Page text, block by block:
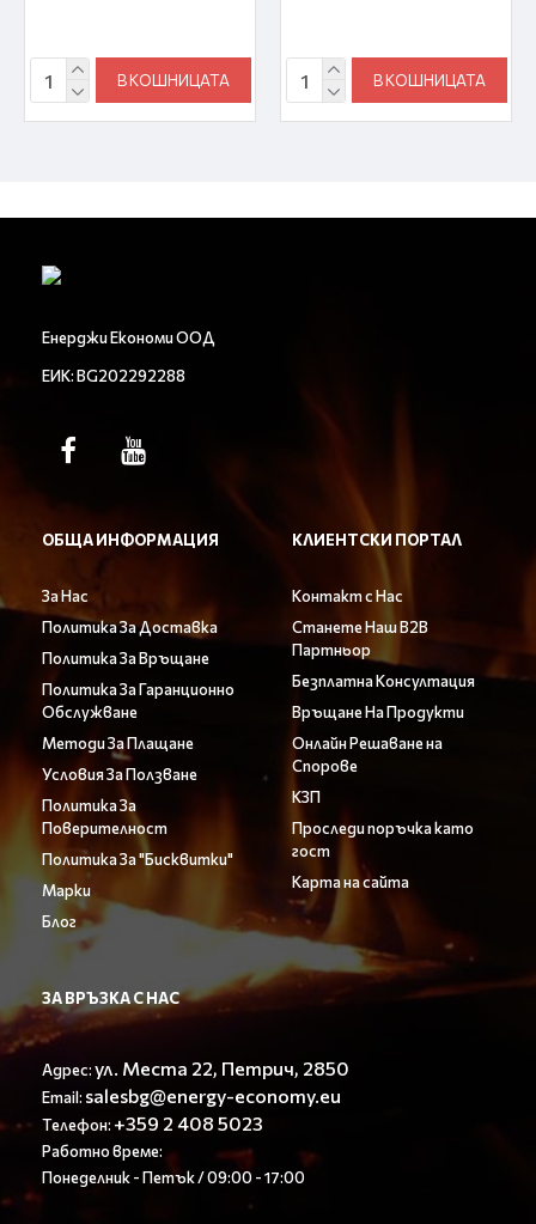
В КОШНИЦАТА В КОШНИЦАТА
Енерджи Економи ООД
ЕИК: BG202292288
ОБЩА ИНФОРМАЦИЯ
За Нас
Политика За Доставка
Политика За Връщане
Политика За Гаранционно
Обслужване
Методи За Плащане
Условия За Ползване
Политика За
Поверителност
Политика За "Бисквитки"
Марки
Блог
КЛИЕНТСКИ ПОРТАЛ
Контакт с Нас
Станете Наш B2B
Партньор
Безплатна Консултация
Връщане На Продукти
Онлайн Решаване на
Спорове
КЗП
Проследи поръчка като
гост
Карта на сайта
ЗА ВРЪЗКА С НАС
Адрес:ул. Места 22, Петрич, 2850
Email: salesbg@energy-economy.eu
Телефон: +359 2 408 5023
Работно време:
Понеделник - Петък / 09:00 - 17:00